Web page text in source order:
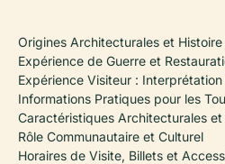
Origines Architecturales et
Expérience de Guerre et
Expérience Visiteur :
Informations Pratiques pour les
Caractéristiques Architecturales
Rôle Communautaire et Culturel
Horaires de Visite, Billets et